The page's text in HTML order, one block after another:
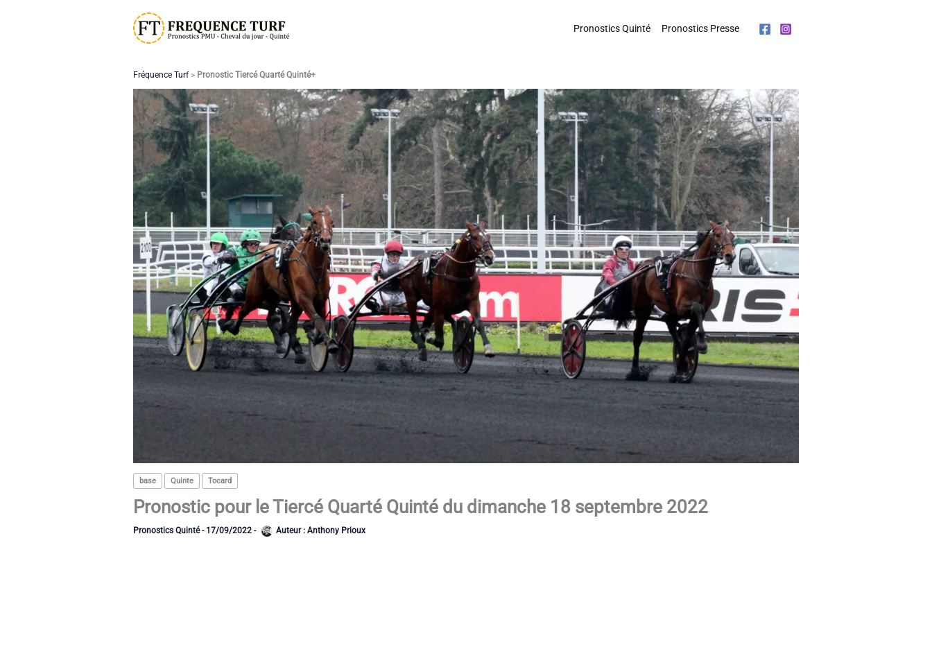
Pronostics Quinté Pronostics Presse
Fréquence Turf> Pronostic Tiercé Quarté Quinté+
base Quinte Tocard
Pronostic pour le Tiercé Quarté Quinté du dimanche 18 septembre 2022
Pronostics Quinté- 17/09/2022 - Auteur : Anthony Prioux